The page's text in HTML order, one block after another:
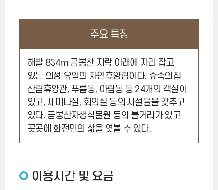
주요 특징
해발 834m 금봉산 자락 아래에 자리 잡고
있는 의성 유일의 자연휴양림이다. 숲속의집,
산림휴양관, 푸름동, 아람동 등 24개의 객실이
있고, 세미나실, 회의실 등의 시설물을 갖추고
있다. 금봉산자생식물원 등의 볼거리가 있고,
곳곳에 화전민의 삶을 엿볼 수 있다.
이용시간 및 요금